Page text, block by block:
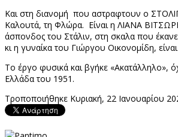
Και στη διανομή που αστραφτουν ο
Καλουτά, τη Φλώρα. Είναι η ΛΙΑΝΑ
άσπονδος του Στάλιν, στη σκαλα που
κι η γυναίκα του Γιώργου Οικονομίδη,
Το έργο φυσικά και βγήκε «Ακατάλληλο»,
Ελλάδα του 1951.
Τροποποιήθηκε Κυριακή, 22 Ιανουαρίου